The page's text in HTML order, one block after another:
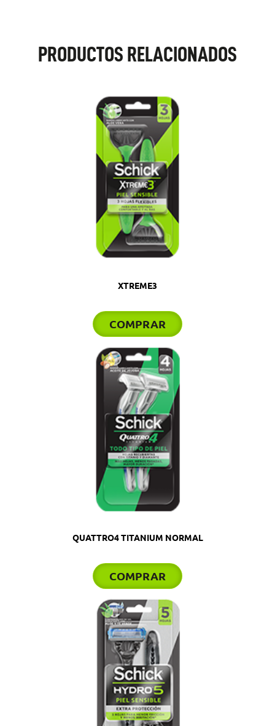
PRODUCTOS RELACIONADOS
XTREME3
COMPRAR
QUATTRO4 TITANIUM NORMAL
COMPRAR